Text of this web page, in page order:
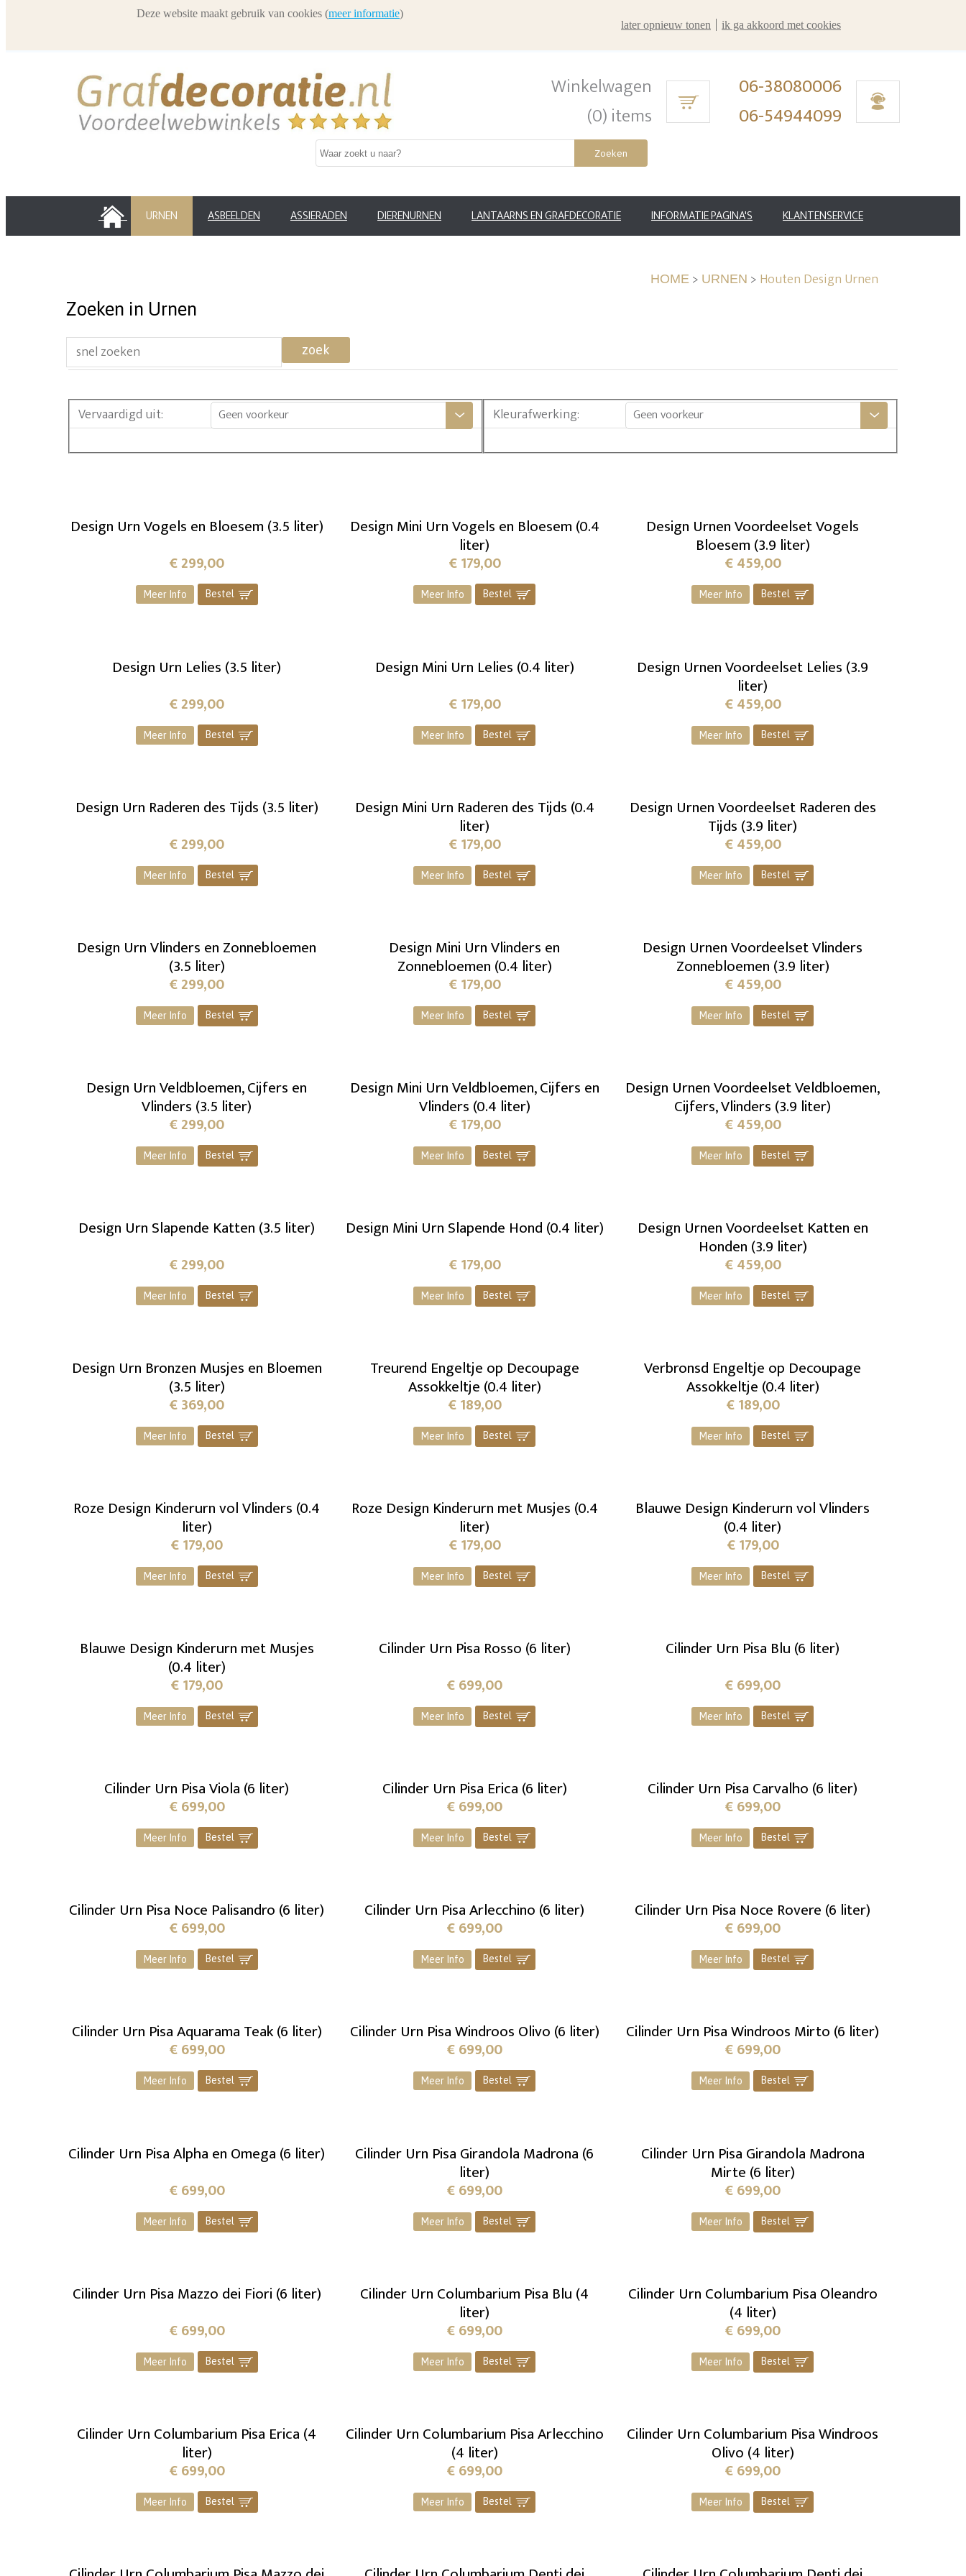
Winkelwagen
(0) items
06-38080006
06-54944099
Zoeken
HOME URNEN ASBEELDEN ASSIERADEN DIERENURNEN LANTAARNS EN GRAFDECORATIE INFORMATIE PAGINA'S KLANTENSERVICE
HOME > URNEN > Houten Design Urnen
Zoeken in Urnen
zoek
Vervaardigd uit: Geen voorkeur Kleurafwerking: Geen voorkeur
Design Urn Vogels en Bloesem (3.5 liter)
€299,00
Meer Info Bestel ]
Design Mini Urn Vogels en Bloesem (0.4
liter)
€179,00
Meer Info Bestel ]
Design Urnen Voordeelset Vogels
Bloesem (3.9 liter)
€459,00
Meer Info Bestel ]
Design Urn Lelies (3.5 liter)
€299,00
Meer Info Bestel ]
Design Mini Urn Lelies (0.4 liter)
€179,00
Meer Info Bestel ]
Design Urnen Voordeelset Lelies (3.9
liter)
€459,00
Meer Info Bestel ]
Design Urn Raderen des Tijds (3.5 liter)
€299,00
Meer Info Bestel ]
Design Mini Urn Raderen des Tijds (0.4
liter)
€179,00
Meer Info Bestel ]
Design Urnen Voordeelset Raderen des
Tijds (3.9 liter)
€459,00
Meer Info Bestel ]
Design Urn Vlinders en Zonnebloemen
(3.5 liter)
€299,00
Meer Info Bestel ]
Design Mini Urn Vlinders en
Zonnebloemen (0.4 liter)
€179,00
Meer Info Bestel ]
Design Urnen Voordeelset Vlinders
Zonnebloemen (3.9 liter)
€459,00
Meer Info Bestel ]
Design Urn Veldbloemen, Cijfers en
Vlinders (3.5 liter)
€299,00
Meer Info Bestel ]
Design Mini Urn Veldbloemen, Cijfers en
Vlinders (0.4 liter)
€179,00
Meer Info Bestel ]
Design Urnen Voordeelset Veldbloemen,
Cijfers, Vlinders (3.9 liter)
€459,00
Meer Info Bestel ]
Design Urn Slapende Katten (3.5 liter)
€299,00
Meer Info Bestel ]
Design Mini Urn Slapende Hond (0.4 liter)
€179,00
Meer Info Bestel ]
Design Urnen Voordeelset Katten en
Honden (3.9 liter)
€459,00
Meer Info Bestel ]
Design Urn Bronzen Musjes en Bloemen
(3.5 liter)
€369,00
Meer Info Bestel ]
Treurend Engeltje op Decoupage
Assokkeltje (0.4 liter)
€189,00
Meer Info Bestel ]
Verbronsd Engeltje op Decoupage
Assokkeltje (0.4 liter)
€189,00
Meer Info Bestel ]
Roze Design Kinderurn vol Vlinders (0.4
liter)
€179,00
Meer Info Bestel ]
Roze Design Kinderurn met Musjes (0.4
liter)
€179,00
Meer Info Bestel ]
Blauwe Design Kinderurn vol Vlinders
(0.4 liter)
€179,00
Meer Info Bestel ]
Blauwe Design Kinderurn met Musjes
(0.4 liter)
€179,00
Meer Info Bestel ]
Cilinder Urn Pisa Rosso (6 liter)
€699,00
Meer Info Bestel ]
Cilinder Urn Pisa Blu (6 liter)
€699,00
Meer Info Bestel ]
Cilinder Urn Pisa Viola (6 liter)
€699,00
Meer Info Bestel ]
Cilinder Urn Pisa Erica (6 liter)
€699,00
Meer Info Bestel ]
Cilinder Urn Pisa Carvalho (6 liter)
€699,00
Meer Info Bestel ]
Cilinder Urn Pisa Noce Palisandro (6 liter)
€699,00
Meer Info Bestel ]
Cilinder Urn Pisa Arlecchino (6 liter)
€699,00
Meer Info Bestel ]
Cilinder Urn Pisa Noce Rovere (6 liter)
€699,00
Meer Info Bestel ]
Cilinder Urn Pisa Aquarama Teak (6 liter)
€699,00
Meer Info Bestel ]
Cilinder Urn Pisa Windroos Olivo (6 liter)
€699,00
Meer Info Bestel ]
Cilinder Urn Pisa Windroos Mirto (6 liter)
€699,00
Meer Info Bestel ]
Cilinder Urn Pisa Alpha en Omega (6 liter)
€699,00
Meer Info Bestel ]
Cilinder Urn Pisa Girandola Madrona (6
liter)
€699,00
Meer Info Bestel ]
Cilinder Urn Pisa Girandola Madrona
Mirte (6 liter)
€699,00
Meer Info Bestel ]
Cilinder Urn Pisa Mazzo dei Fiori (6 liter)
€699,00
Meer Info Bestel ]
Cilinder Urn Columbarium Pisa Blu (4
liter)
€699,00
Meer Info Bestel ]
Cilinder Urn Columbarium Pisa Oleandro
(4 liter)
€699,00
Meer Info Bestel ]
Cilinder Urn Columbarium Pisa Erica (4
liter)
€699,00
Meer Info Bestel ]
Cilinder Urn Columbarium Pisa Arlecchino
(4 liter)
€699,00
Meer Info Bestel ]
Cilinder Urn Columbarium Pisa Windroos
Olivo (4 liter)
€699,00
Meer Info Bestel ]
Deze website maakt gebruik van cookies (meer informatie)
later opnieuw tonen
ik ga akkoord met cookies